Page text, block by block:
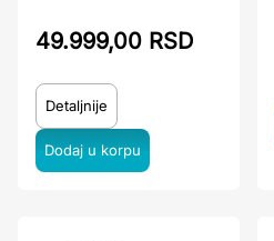
49.999,00 RSD
Detaljnije